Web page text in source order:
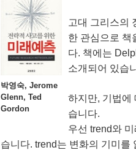
박영숙, Jerome
Glenn, Ted
Gordon
고대 그리스의
한 관심으로 책
다. 책에는
소개되어 있습
하지만, 기법에
습니다.
우선 trend와
습니다. trend는 변화의 기미를